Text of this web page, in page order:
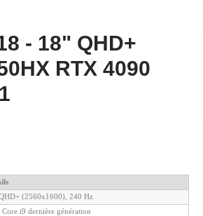
- 18" QHD+
RTX 4090
(2560x1600), 240 Hz
i9 dernière génération